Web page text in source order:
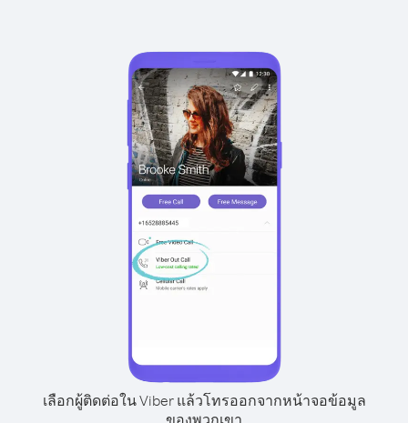
เลือกผู้ติดต่อใน Viber แล้วโทรออกจากหน้าจอข้อมูล
ของพวกเขา